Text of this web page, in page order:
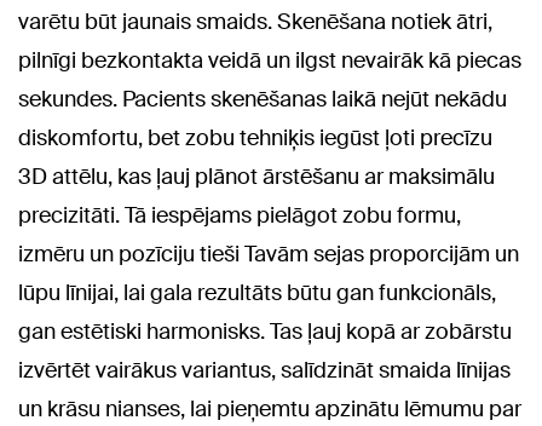
varētu būt jaunais smaids. Skenēšana notiek ātri,
pilnīgi bezkontakta veidā un ilgst nevairāk kā piecas
sekundes. Pacients skenēšanas laikā nejūt nekādu
diskomfortu, bet zobu tehniķis iegūst ļoti precīzu
3D attēlu, kas ļauj plānot ārstēšanu ar maksimālu
precizitāti. Tā iespējams pielāgot zobu formu,
izmēru un pozīciju tieši Tavām sejas proporcijām un
lūpu līnijai, lai gala rezultāts būtu gan funkcionāls,
gan estētiski harmonisks. Tas ļauj kopā ar zobārstu
izvērtēt vairākus variantus, salīdzināt smaida līnijas
un krāsu nianses, lai pieņemtu apzinātu lēmumu par